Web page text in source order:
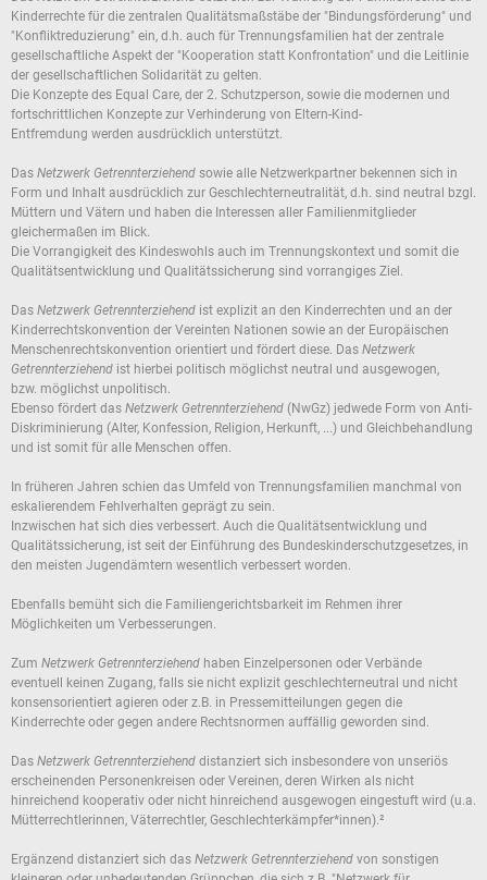
Kinderrechte für die zentralen Qualitätsmaßstäbe der "Bindungsförderung" und
"Konfliktreduzierung" ein, d.h. auch für Trennungsfamilien hat der zentrale
gesellschaftliche Aspekt der "Kooperation statt Konfrontation" und die Leitlinie
der gesellschaftlichen Solidarität zu gelten.
Die Konzepte des Equal Care, der 2. Schutzperson, sowie die modernen und
fortschrittlichen Konzepte zur Verhinderung von Eltern-Kind-
Entfremdung werden ausdrücklich unterstützt.
Das Netzwerk Getrennterziehend sowie alle Netzwerkpartner bekennen sich in
Form und Inhalt ausdrücklich zur Geschlechterneutralität, d.h. sind neutral bzgl.
Müttern und Vätern und haben die Interessen aller Familienmitglieder
gleichermaßen im Blick.
Die Vorrangigkeit des Kindeswohls auch im Trennungskontext und somit die
Qualitätsentwicklung und Qualitätssicherung sind vorrangiges Ziel.
Das Netzwerk Getrennterziehend ist explizit an den Kinderrechten und an der
Kinderrechtskonvention der Vereinten Nationen sowie an der Europäischen
Menschenrechtskonvention orientiert und fördert diese. Das Netzwerk
Getrennterziehend ist hierbei politisch möglichst neutral und ausgewogen,
bzw. möglichst unpolitisch.
Ebenso fördert das Netzwerk Getrennterziehend (NwGz) jedwede Form von Anti-
Diskriminierung (Alter, Konfession, Religion, Herkunft, ...) und Gleichbehandlung
und ist somit für alle Menschen offen.
In früheren Jahren schien das Umfeld von Trennungsfamilien manchmal von
eskalierendem Fehlverhalten geprägt zu sein.
Inzwischen hat sich dies verbessert. Auch die Qualitätsentwicklung und
Qualitätssicherung, ist seit der Einführung des Bundeskinderschutzgesetzes, in
den meisten Jugendämtern wesentlich verbessert worden.
Ebenfalls bemüht sich die Familiengerichtsbarkeit im Rehmen ihrer
Möglichkeiten um Verbesserungen.
Zum Netzwerk Getrennterziehend haben Einzelpersonen oder Verbände
eventuell keinen Zugang, falls sie nicht explizit geschlechterneutral und nicht
konsensorientiert agieren oder z.B. in Pressemitteilungen gegen die
Kinderrechte oder gegen andere Rechtsnormen auffällig geworden sind.
Das Netzwerk Getrennterziehend distanziert sich insbesondere von unseriös
erscheinenden Personenkreisen oder Vereinen, deren Wirken als nicht
hinreichend kooperativ oder nicht hinreichend ausgewogen eingestuft wird (u.a.
Mütterrechtlerinnen, Väterrechtler, Geschlechterkämpfer*innen).²
Ergänzend distanziert sich das Netzwerk Getrennterziehend von sonstigen